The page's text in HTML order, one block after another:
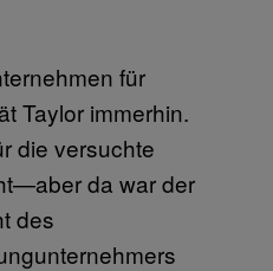
für
Taylor immerhin.
die versuchte
da war der
des